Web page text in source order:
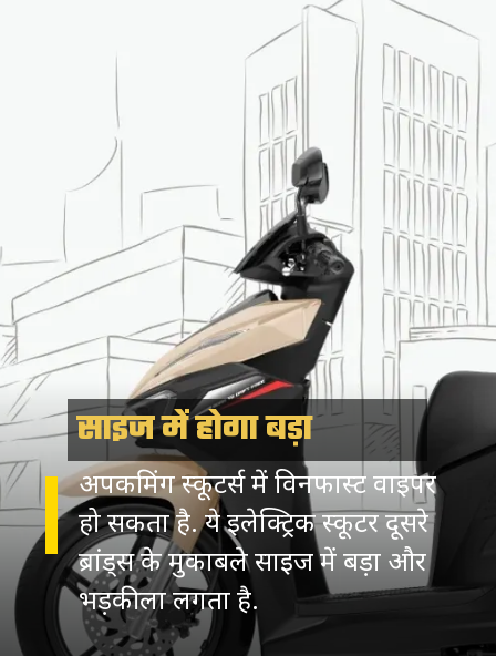
साइज में होगा बड़ा
अपकमिंग स्कूटर्स में विनफास्ट वाइपर
हो सकता है. ये इलेक्ट्रिक स्कूटर दूसरे
ब्रांड्स के मुकाबले साइज में बड़ा और
भड़कीला लगता है.